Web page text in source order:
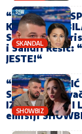
SKANDAL
“Ušla kao
Kostić
SKANDAL!
i Sandri Rešić:
JESTE!“
SHOWBIZ
“SANDRA
STUDIJU:
IZDAJI, KRAĐI
emisiji